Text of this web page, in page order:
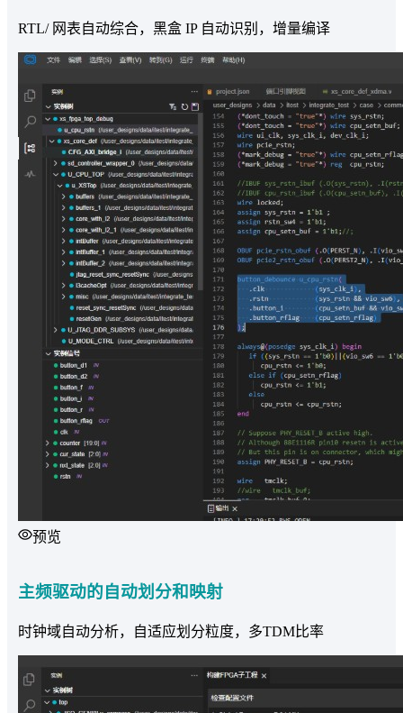
RTL/ 网表自动综合，黑盒 IP 自动识别，增量编译
预览
主频驱动的自动划分和映射
时钟域自动分析，自适应划分粒度，多TDM比率